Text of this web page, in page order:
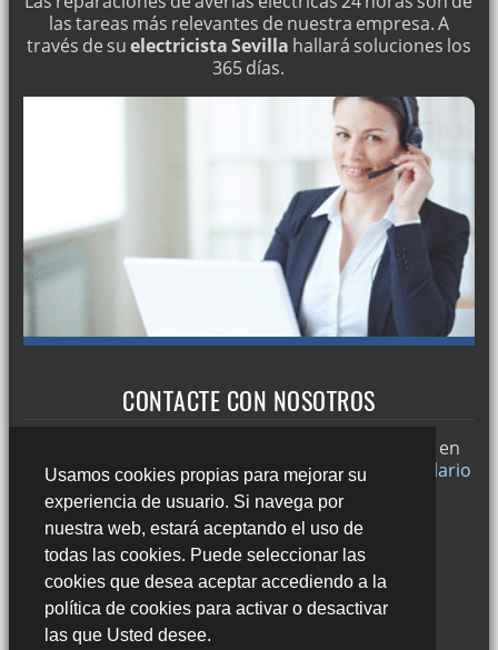
Usamos cookies propias para mejorar su
experiencia de usuario. Si navega por
nuestra web, estará aceptando el uso de
todas las cookies. Puede seleccionar las
cookies que desea aceptar accediendo a la
política de cookies para activar o desactivar
las que Usted desee.
las tareas más relevantes de nuestra empresa. A
través de suelectricista Sevilla hallará soluciones los
365 días.
CONTACTE CON NOSOTROS
y si desea puede ponerse en
contacto con nosotros a través de nuestro
formulario
de contacto o llamándonos al:
678 49 45 44